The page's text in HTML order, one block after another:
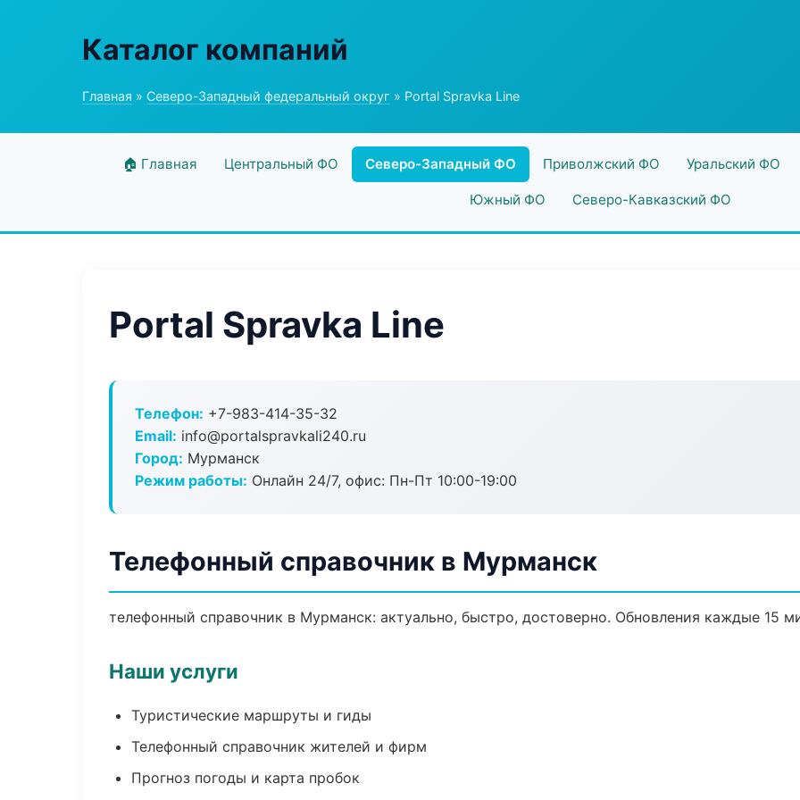
Каталог компаний
Главная » Северо-Западный федеральный округ » Portal Spravka Line
🏠 Главная Центральный ФО Северо-Западный ФО Приволжский ФО Уральский ФО
Южный ФО Северо-Кавказский ФО
Portal Spravka Line
Телефон: +7-983-414-35-32
Email: info@portalspravkali240.ru
Город: Мурманск
Режим работы: Онлайн 24/7, офис: Пн-Пт 10:00-19:00
Телефонный справочник в Мурманск
телефонный справочник в Мурманск: актуально, быстро, достоверно. Обновления каждые 15
Наши услуги
Туристические маршруты и гиды
Телефонный справочник жителей и фирм
Прогноз погоды и карта пробок